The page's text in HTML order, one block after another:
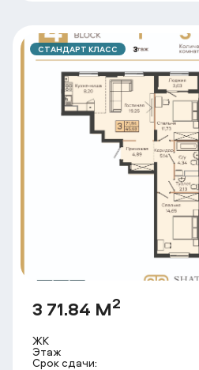
СТАНДАРТ КЛАСС 3
3 71.84 М2
ЖК
Этаж
Срок сдачи: